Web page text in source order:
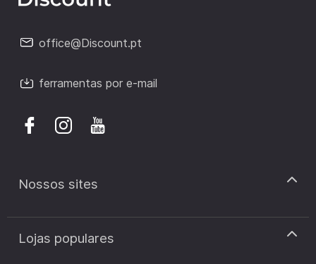
office@Discount.pt
ferramentas por e-mail
Nossos sites
discount.pt
discount.sk
Lojas populares